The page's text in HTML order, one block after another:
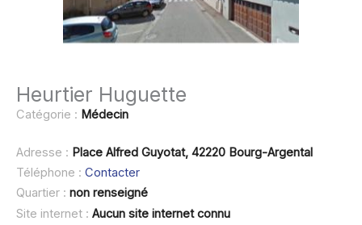
Heurtier Huguette
Catégorie : Médecin
Adresse : Place Alfred Guyotat, 42220 Bourg-Argental
Téléphone : Contacter
Quartier : non renseigné
Site internet : Aucun site internet connu